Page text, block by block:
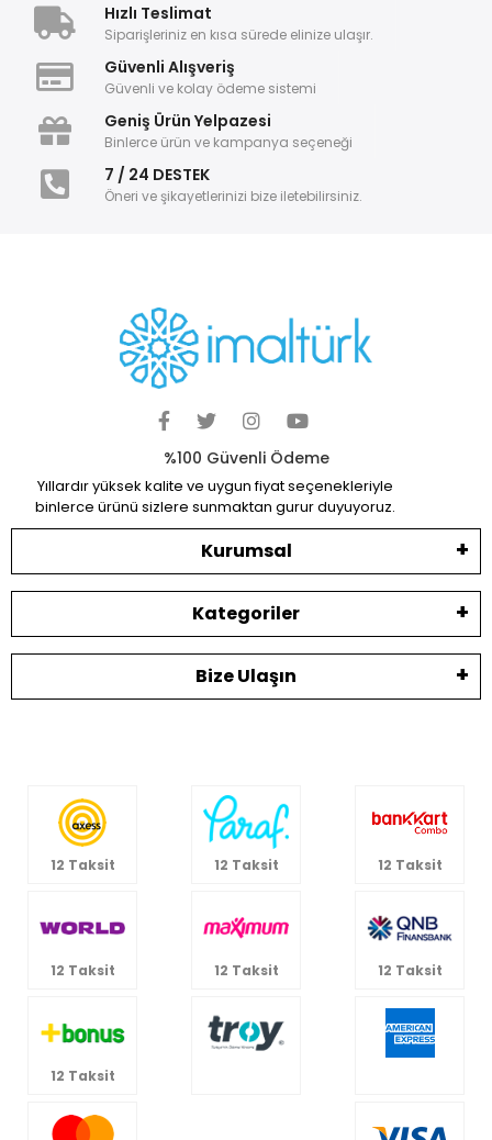
Hızlı Teslimat
Siparişleriniz en kısa sürede elinize ulaşır.
Güvenli Alışveriş
Güvenli ve kolay ödeme sistemi
Geniş Ürün Yelpazesi
Binlerce ürün ve kampanya seçeneği
7 / 24 DESTEK
Öneri ve şikayetlerinizi bize iletebilirsiniz.
%100 Güvenli Ödeme
Yıllardır yüksek kalite ve uygun fiyat seçenekleriyle
binlerce ürünü sizlere sunmaktan gurur duyuyoruz.
Kurumsal
Kategoriler
Bize Ulaşın
12 Taksit 12 Taksit 12 Taksit
12 Taksit 12 Taksit 12 Taksit
12 Taksit